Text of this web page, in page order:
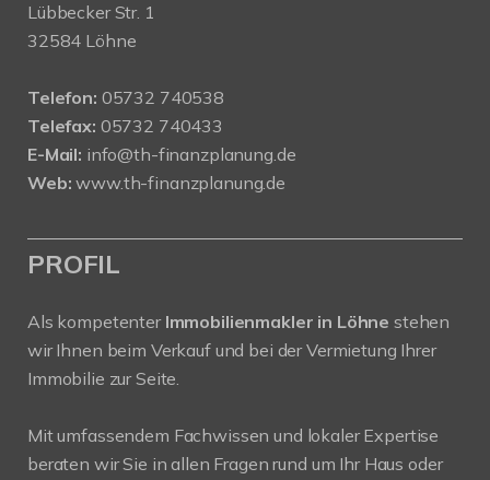
Lübbecker Str. 1
32584 Löhne
Telefon: 05732 740538
Telefax: 05732 740433
E-Mail: info@th-finanzplanung.de
Web: www.th-finanzplanung.de
PROFIL
Als kompetenter Immobilienmakler in Löhne stehen
wir Ihnen beim Verkauf und bei der Vermietung Ihrer
Immobilie zur Seite.
Mit umfassendem Fachwissen und lokaler Expertise
beraten wir Sie in allen Fragen rund um Ihr Haus oder